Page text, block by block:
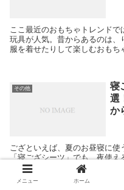
ここ最近のおもちゃトレンド
玩具が人気。昔からあるのは、
服を着せたりして楽しむおも
その他
寝
選
か
ござといえば、夏のお昼寝に
「寝ござシーツ」でも、夜使
すよ。 ただ、かなりの商品の
だらいいかわからないという
メニュー ホーム